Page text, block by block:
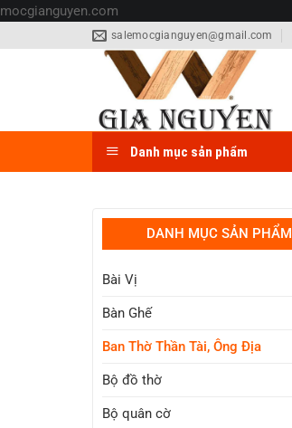
mocgianguyen.com
qua
nội
dung
salemocgianguyen@gmail.com
Danh mục sản phẩm
DANH MỤC SẢN PHẨM
Bài Vị
Bàn Ghế
Ban Thờ Thần Tài, Ông Địa
Bộ đồ thờ
Bộ quân cờ